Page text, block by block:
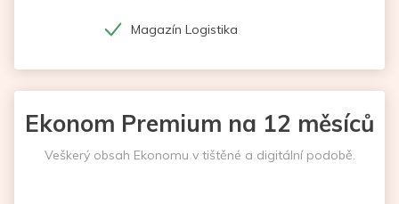
Magazín Logistika
Ekonom Premium na 12 měsíců
Veškerý obsah Ekonomu v tištěné a digitální podobě.